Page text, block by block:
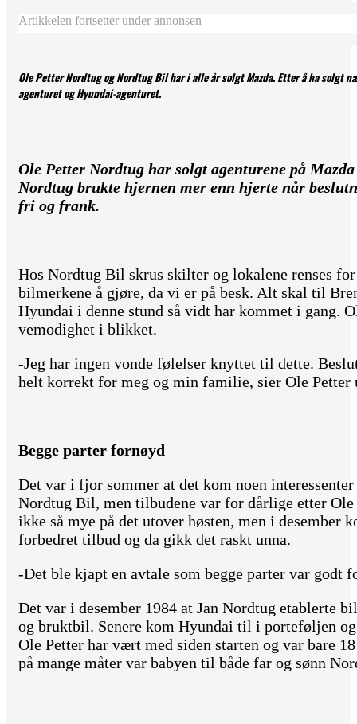
Artikkelen fortsetter under annonsen
Ole Petter Nordtug og Nordtug Bil har i alle år solgt Mazda. Etter å ha solgt
agenturet og Hyundai-agenturet.
Ole Petter Nordtug har solgt agenturene på
Nordtug brukte hjernen mer enn hjerte når
fri og frank.
Hos Nordtug Bil skrus skilter og lokalene renses
bilmerkene å gjøre, da vi er på besk. Alt skal til
Hyundai i denne stund så vidt har kommet i gang.
vemodighet i blikket.
-Jeg har ingen vonde følelser knyttet til dette.
helt korrekt for meg og min familie, sier Ole Petter
Begge parter fornøyd
Det var i fjor sommer at det kom noen
Nordtug Bil, men tilbudene var for dårlige etter
ikke så mye på det utover høsten, men i desember
forbedret tilbud og da gikk det raskt unna.
-Det ble kjapt en avtale som begge parter var godt
Det var i desember 1984 at Jan Nordtug etablerte
og bruktbil. Senere kom Hyundai til i porteføljen
Ole Petter har vært med siden starten og var bare
på mange måter var babyen til både far og sønn